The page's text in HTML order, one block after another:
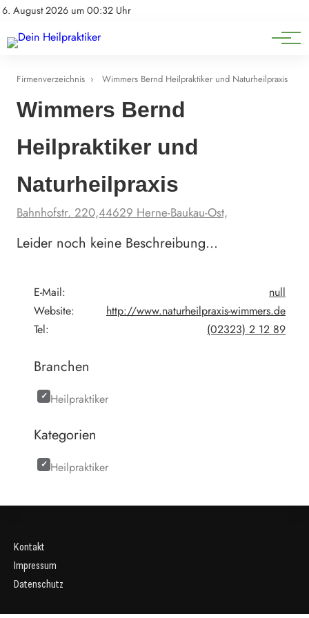
6. August 2026 um 00:32 Uhr
Impressum
Natürliche Medizin
Heilpflanzen & Kräuterkunde
Firmenverzeichnis › Wimmers Bernd Heilpraktiker und Naturheilpraxis
Wimmers Bernd
Heilpraktiker und
Naturheilpraxis
Bahnhofstr. 220,44629 Herne-Baukau-Ost,
Leider noch keine Beschreibung…
E-Mail:
null
Website:
http://www.naturheilpraxis-wimmers.de
Tel:
(02323) 2 12 89
Branchen
Heilpraktiker
Kategorien
Heilpraktiker
Kontakt
Impressum
Datenschutz